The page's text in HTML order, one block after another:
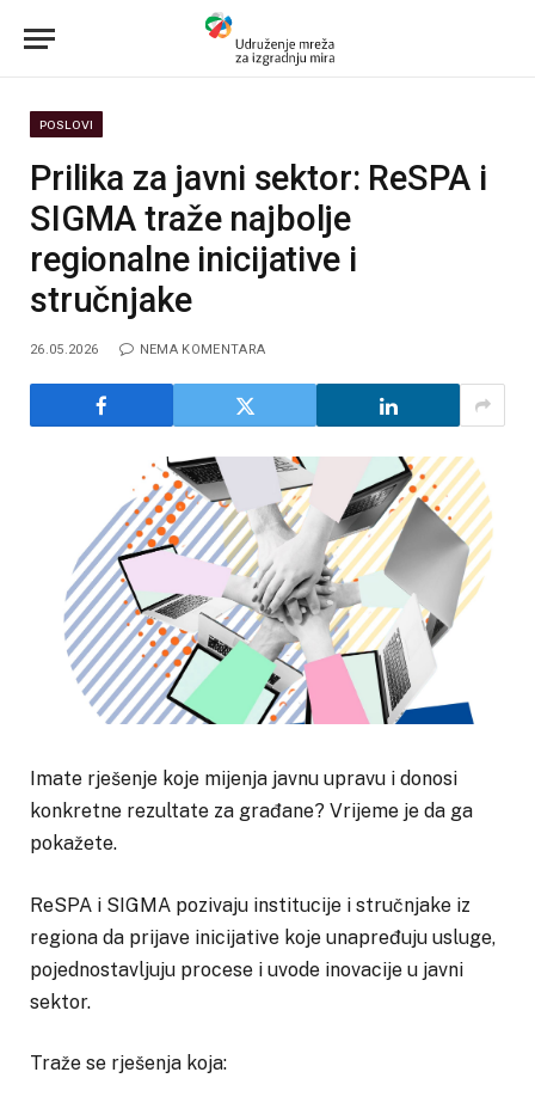
POSLOVI
Prilika za javni sektor: ReSPA i
SIGMA traže najbolje
regionalne inicijative i
stručnjake
26.05.2026 NEMA KOMENTARA
Imate rješenje koje mijenja javnu upravu i donosi
konkretne rezultate za građane? Vrijeme je da ga
pokažete.
ReSPA i SIGMA pozivaju institucije i stručnjake iz
regiona da prijave inicijative koje unapređuju usluge,
pojednostavljuju procese i uvode inovacije u javni
sektor.
Traže se rješenja koja: